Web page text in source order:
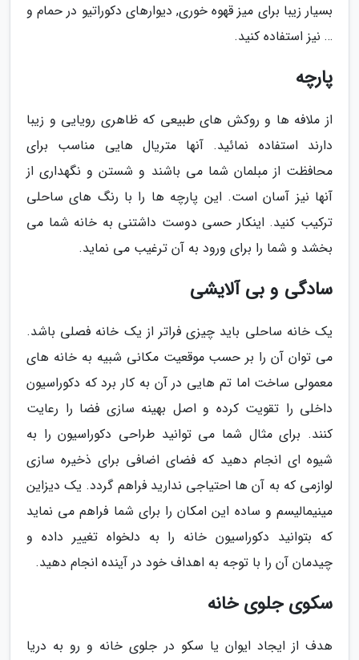
بسیار زیبا برای میز قهوه خوری, دیوارهای دکوراتیو در حمام و
… نیز استفاده کنید.
پارچه
از ملافه ها و روکش های طبیعی که ظاهری رویایی و زیبا
دارند استفاده نمائید. آنها متریال هایی مناسب برای
محافظت از مبلمان شما می باشند و شستن و نگهداری از
آنها نیز آسان است. این پارچه ها را با رنگ های ساحلی
ترکیب کنید. اینکار حسی دوست داشتنی به خانه شما می
بخشد و شما را برای ورود به آن ترغیب می نماید.
سادگی و بی آلایشی
یک خانه ساحلی باید چیزی فراتر از یک خانه فصلی باشد.
می توان آن را بر حسب موقعیت مکانی شبیه به خانه های
معمولی ساخت اما تم هایی در آن به کار برد که دکوراسیون
داخلی را تقویت کرده و اصل بهینه سازی فضا را رعایت
کنند. برای مثال شما می توانید طراحی دکوراسیون را به
شیوه ای انجام دهید که فضای اضافی برای ذخیره سازی
لوازمی که به آن ها احتیاجی ندارید فراهم گردد. یک دیزاین
مینیمالیسم و ساده این امکان را برای شما فراهم می نماید
که بتوانید دکوراسیون خانه را به دلخواه تغییر داده و
چیدمان آن را با توجه به اهداف خود در آینده انجام دهید.
سکوی جلوی خانه
هدف از ایجاد ایوان یا سکو در جلوی خانه و رو به دریا